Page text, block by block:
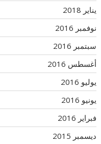
يناير 2018
نوفمبر 2016
سبتمبر 2016
أغسطس 2016
يوليو 2016
يونيو 2016
فبراير 2016
ديسمبر 2015